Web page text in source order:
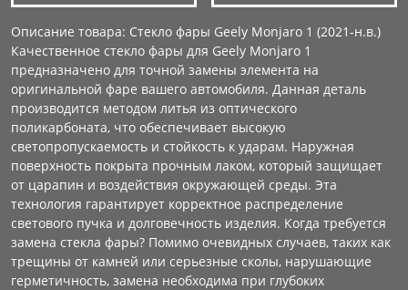
Описание товара: Стекло фары Geely Monjaro 1 (2021-н.в.)
Качественное стекло фары для Geely Monjaro 1
предназначено для точной замены элемента на
оригинальной фаре вашего автомобиля. Данная деталь
производится методом литья из оптического
поликарбоната, что обеспечивает высокую
светопропускаемость и стойкость к ударам. Наружная
поверхность покрыта прочным лаком, который защищает
от царапин и воздействия окружающей среды. Эта
технология гарантирует корректное распределение
светового пучка и долговечность изделия. Когда требуется
замена стекла фары? Помимо очевидных случаев, таких как
трещины от камней или серьезные сколы, нарушающие
герметичность, замена необходима при глубоких